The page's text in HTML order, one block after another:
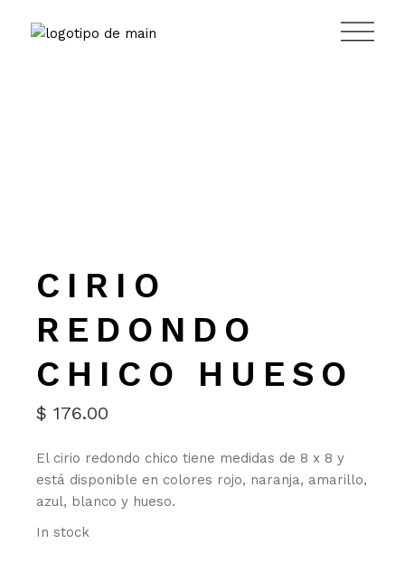
contenido
CIRIO
REDONDO
CHICO HUESO
$ 176.00
El cirio redondo chico tiene medidas de 8 x 8 y
está disponible en colores rojo, naranja, amarillo,
azul, blanco y hueso.
In stock